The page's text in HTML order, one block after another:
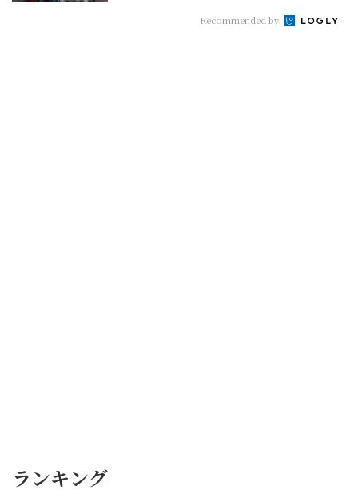
Recommended by
ランキング